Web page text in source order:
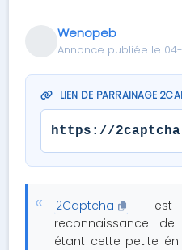
Wenopeb
Annonce publiée le
LIEN DE PARRAINAGE
https://
2Captcha
est
reconnaissance
étant cette petite